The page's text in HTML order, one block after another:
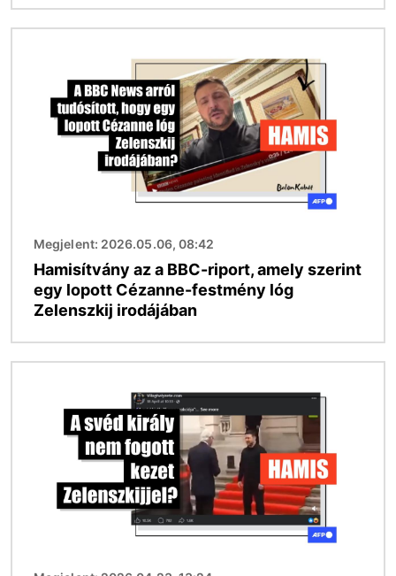
Megjelent: 2026.05.06, 08:42
Hamisítvány az a BBC-riport, amely szerint
egy lopott Cézanne-festmény lóg
Zelenszkij irodájában